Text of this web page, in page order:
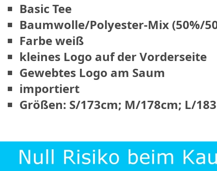
Basic Tee
Baumwolle/Polyester-Mix (50%/
Farbe weiß
kleines Logo auf der Vorderseite
Gewebtes Logo am Saum
importiert
Größen: S/173cm; M/178cm; L/